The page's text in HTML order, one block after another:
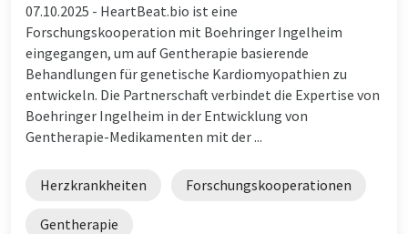
07.10.2025 - HeartBeat.bio ist eine
Forschungskooperation mit Boehringer Ingelheim
eingegangen, um auf Gentherapie basierende
Behandlungen für genetische Kardiomyopathien zu
entwickeln. Die Partnerschaft verbindet die Expertise von
Boehringer Ingelheim in der Entwicklung von
Gentherapie-Medikamenten mit der ...
Herzkrankheiten Forschungskooperationen
Gentherapie